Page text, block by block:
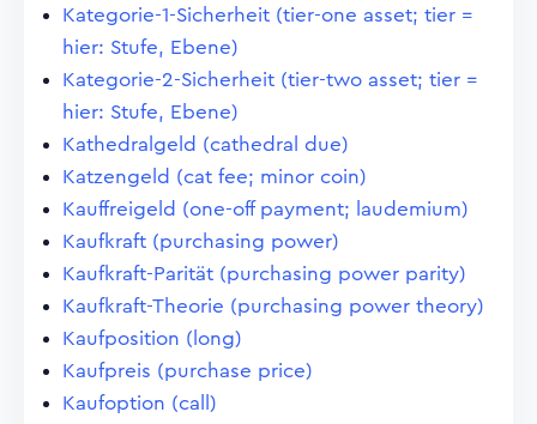
Kategorie-1-Sicherheit (tier-one asset; tier =
hier: Stufe, Ebene)
Kategorie-2-Sicherheit (tier-two asset; tier =
hier: Stufe, Ebene)
Kathedralgeld (cathedral due)
Katzengeld (cat fee; minor coin)
Kauffreigeld (one-off payment; laudemium)
Kaufkraft (purchasing power)
Kaufkraft-Parität (purchasing power parity)
Kaufkraft-Theorie (purchasing power theory)
Kaufposition (long)
Kaufpreis (purchase price)
Kaufoption (call)